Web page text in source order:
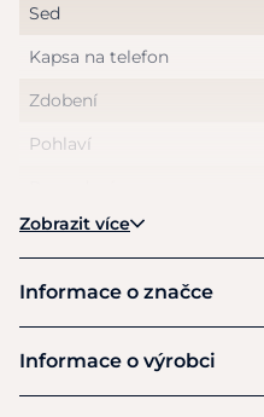
Sed
Kapsa na telefon
Zdobení
Pohlaví
Zobrazit více
Informace o značce
Riding World
Informace o výrobci